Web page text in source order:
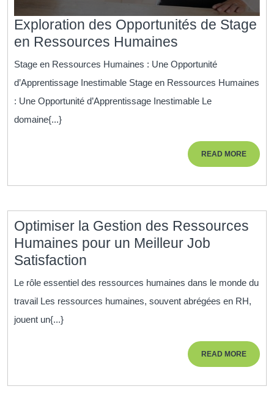
Exploration des Opportunités de Stage
en Ressources Humaines
des
Opportunités
Stage
Ressources
Humaines
Stage en Ressources Humaines : Une Opportunité
d’Apprentissage Inestimable Stage en Ressources Humaines
: Une Opportunité d’Apprentissage Inestimable Le
domaine{...}
READ MOREREAD
MORE
Optimiser la Gestion des Ressources
Humaines pour un Meilleur Job
Satisfaction
Gestion
Le rôle essentiel des ressources humaines dans le monde du
travail Les ressources humaines, souvent abrégées en RH,
jouent un{...}
READ MOREREAD
MORE